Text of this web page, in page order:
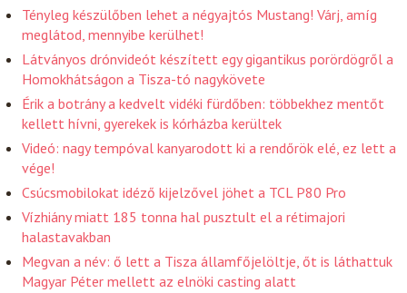
Tényleg készülőben lehet a négyajtós Mustang! Várj, amíg
meglátod, mennyibe kerülhet!
Látványos drónvideót készített egy gigantikus porördögről a
Homokhátságon a Tisza-tó nagykövete
Érik a botrány a kedvelt vidéki fürdőben: többekhez mentőt
kellett hívni, gyerekek is kórházba kerültek
Videó: nagy tempóval kanyarodott ki a rendőrök elé, ez lett a
vége!
Csúcsmobilokat idéző kijelzővel jöhet a TCL P80 Pro
Vízhiány miatt 185 tonna hal pusztult el a rétimajori
halastavakban
Megvan a név: ő lett a Tisza államfőjelöltje, őt is láthattuk
Magyar Péter mellett az elnöki casting alatt